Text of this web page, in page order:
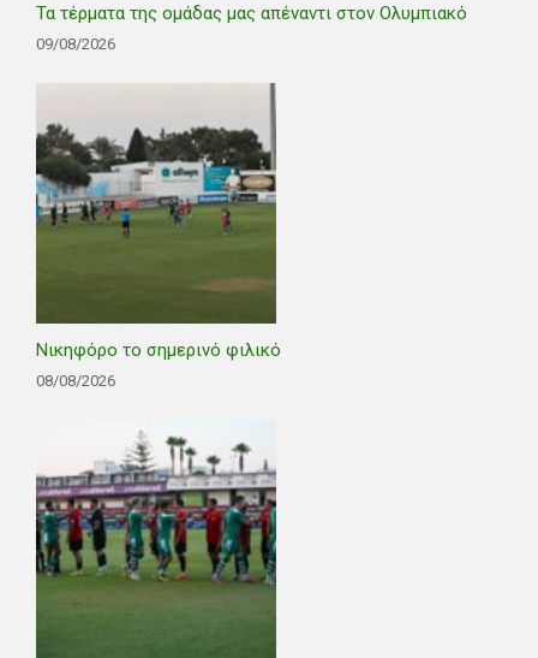
Τα τέρματα της ομάδας μας απέναντι στον Ολυμπιακό
09/08/2026
Νικηφόρο το σημερινό φιλικό
08/08/2026